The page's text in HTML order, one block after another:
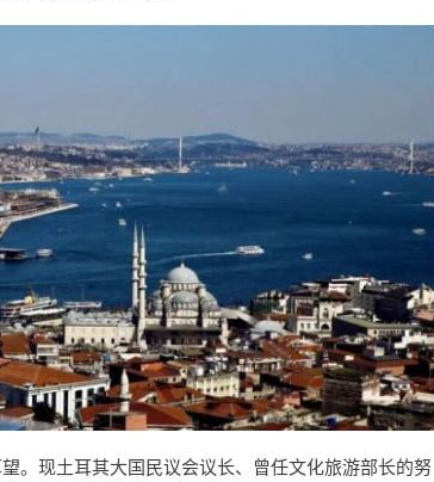
。现土耳其大国民议会议长、曾任文化旅游部长的努